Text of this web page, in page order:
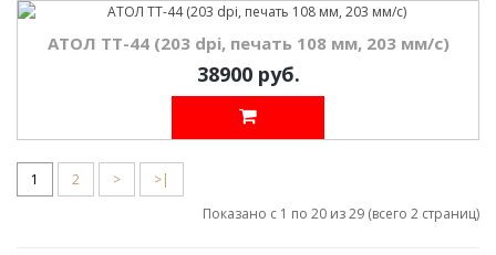
АТОЛ TT-44 (203 dpi, печать 108 мм, 203 мм/с)
38900 руб.
1 2 >
>|
Показано с 1 по 20 из 29 (всего 2 страниц)